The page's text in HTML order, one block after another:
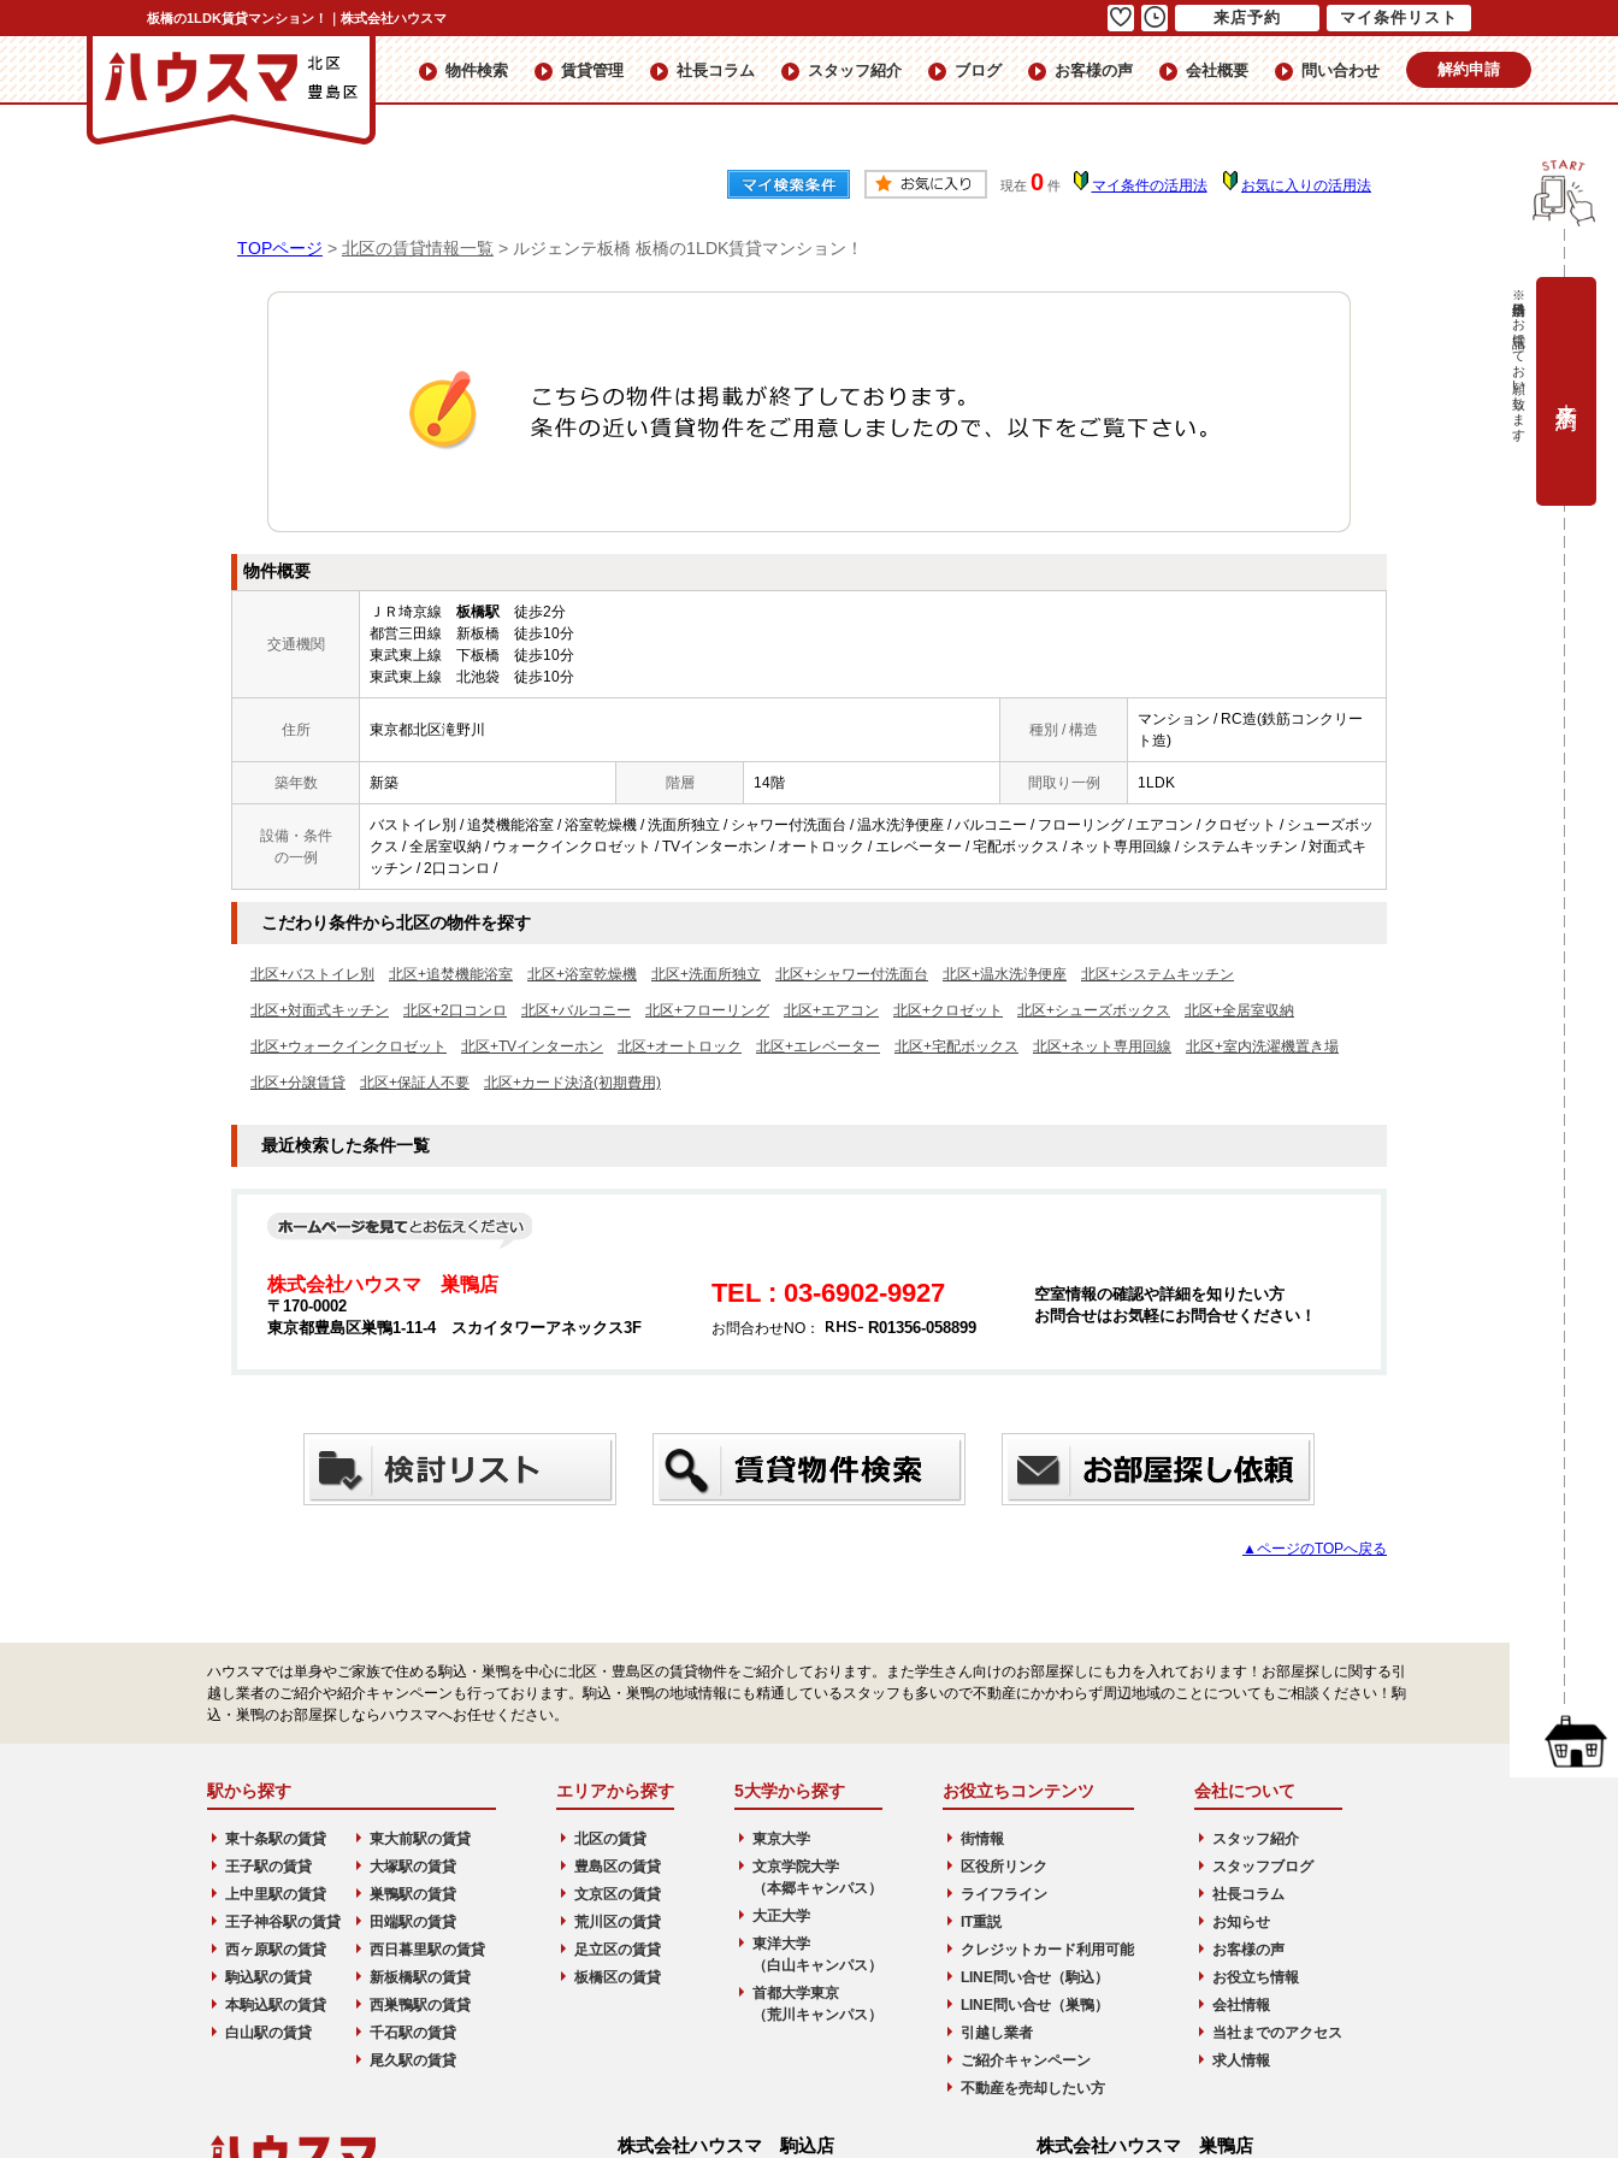
板橋の1LDK賃貸マンション！｜株式会社ハウスマ
物件検索 賃貸管理 社長コラム スタッフ紹介 ブログ お客様の声 会社概要 問い合わせ 解約申請
現在 0 件 マイ条件の活用法 お気に入りの活用法
TOPページ > 北区の賃貸情報一覧 > ルジェンテ板橋 板橋の1LDK賃貸マンション！
物件概要
交通機関
ＪＲ埼京線 板橋駅 徒歩2分
都営三田線 新板橋 徒歩10分
東武東上線 下板橋 徒歩10分
東武東上線 北池袋 徒歩10分
住所 東京都北区滝野川 種別 / 構造
マンション / RC造(鉄筋コンクリー
ト造)
築年数 新築 階層 14階 間取り一例 1LDK
設備・条件
の一例
バストイレ別 / 追焚機能浴室 / 浴室乾燥機 / 洗面所独立 / シャワー付洗面台 / 温水洗浄便座 / バルコニー / フローリング / エアコン / クロゼット / シューズボッ
クス / 全居室収納 / ウォークインクロゼット / TVインターホン / オートロック / エレベーター / 宅配ボックス / ネット専用回線 / システムキッチン / 対面式キ
ッチン / 2口コンロ /
こだわり条件から北区の物件を探す
北区+バストイレ別 北区+追焚機能浴室 北区+浴室乾燥機 北区+洗面所独立 北区+シャワー付洗面台 北区+温水洗浄便座 北区+システムキッチン
北区+対面式キッチン 北区+2口コンロ 北区+バルコニー 北区+フローリング 北区+エアコン 北区+クロゼット 北区+シューズボックス 北区+全居室収納
北区+ウォークインクロゼット 北区+TVインターホン 北区+オートロック 北区+エレベーター 北区+宅配ボックス 北区+ネット専用回線 北区+室内洗濯機置き場
北区+分譲賃貸 北区+保証人不要 北区+カード決済(初期費用)
最近検索した条件一覧
株式会社ハウスマ 巣鴨店
〒170-0002
東京都豊島区巣鴨1-11-4 スカイタワーアネックス3F
TEL : 03-6902-9927
お問合わせNO： R01356-058899
空室情報の確認や詳細を知りたい方
お問合せはお気軽にお問合せください！
▲ページのTOPへ戻る
ハウスマでは単身やご家族で住める駒込・巣鴨を中心に北区・豊島区の賃貸物件をご紹介しております。また学生さん向けのお部屋探しにも力を入れております！お部屋探しに関する引
越し業者のご紹介や紹介キャンペーンも行っております。駒込・巣鴨の地域情報にも精通しているスタッフも多いので不動産にかかわらず周辺地域のことについてもご相談ください！駒
込・巣鴨のお部屋探しならハウスマへお任せください。
駅から探す
東十条駅の賃貸
王子駅の賃貸
上中里駅の賃貸
王子神谷駅の賃貸
西ヶ原駅の賃貸
駒込駅の賃貸
本駒込駅の賃貸
白山駅の賃貸
東大前駅の賃貸
大塚駅の賃貸
巣鴨駅の賃貸
田端駅の賃貸
西日暮里駅の賃貸
新板橋駅の賃貸
西巣鴨駅の賃貸
千石駅の賃貸
尾久駅の賃貸
エリアから探す
北区の賃貸
豊島区の賃貸
文京区の賃貸
荒川区の賃貸
足立区の賃貸
板橋区の賃貸
5大学から探す
東京大学
文京学院大学
（本郷キャンパス）
大正大学
東洋大学
（白山キャンパス）
首都大学東京
（荒川キャンパス）
お役立ちコンテンツ
街情報
区役所リンク
ライフライン
IT重説
クレジットカード利用可能
LINE問い合せ（駒込）
LINE問い合せ（巣鴨）
引越し業者
ご紹介キャンペーン
不動産を売却したい方
会社について
スタッフ紹介
スタッフブログ
社長コラム
お知らせ
お客様の声
お役立ち情報
会社情報
当社までのアクセス
求人情報
株式会社ハウスマ 駒込店 株式会社ハウスマ 巣鴨店
来店予約 マイ条件リスト
※当日予約はお電話にてお願い致します。